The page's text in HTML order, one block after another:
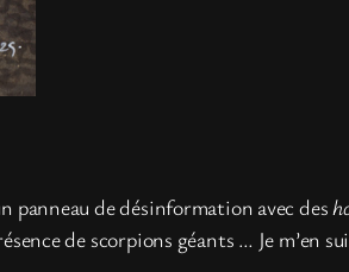
panneau de désinformation avec des
de scorpions géants … Je m’en